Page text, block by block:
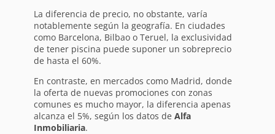
La diferencia de precio, no obstante, varía
notablemente según la geografía. En ciudades
como Barcelona, Bilbao o Teruel, la exclusividad
de tener piscina puede suponer un sobreprecio
de hasta el 60%.
En contraste, en mercados como Madrid, donde
la oferta de nuevas promociones con zonas
comunes es mucho mayor, la diferencia apenas
alcanza el 5%, según los datos de Alfa
Inmobiliaria.